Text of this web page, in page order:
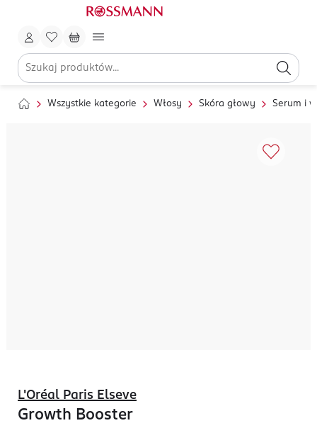
Wszystkie kategorie Włosy Skóra głowy Serum i
L'Oréal Paris Elseve
Growth Booster